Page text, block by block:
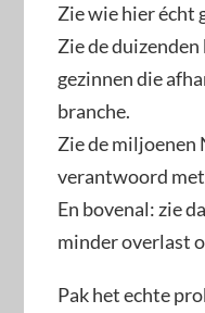
Zie wie hier écht
Zie de
gezinnen die
branche.
Zie de miljoenen
verantwoord
En bovenal: zie
minder overlast
Pak het echte